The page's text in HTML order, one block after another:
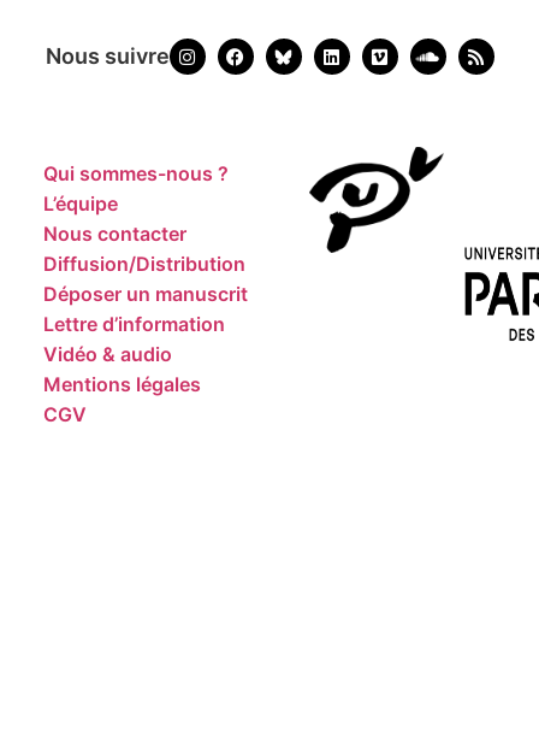
Nous suivre
Qui sommes-nous ?
L’équipe
Nous contacter
Diffusion/Distribution
Déposer un manuscrit
Lettre d’information
Vidéo & audio
Mentions légales
CGV